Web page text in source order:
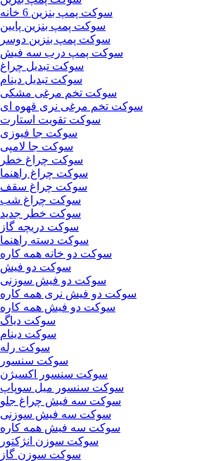
سوکت پمپ بنزین 6 خانه
سوکت پمپ بنزین پایین
سوکت پمپ بنزین دوسر
سوکت پمپ درب سه فیش
سوکت تبدیل چراغ
سوکت تبدیل دینام
سوکت تخم مرغی مشکی
سوکت تخم مرغی نری قهوه ای
سوکت تقویت استارت
سوکت جا فیوزی
سوکت جا لامپی
سوکت چراغ خطر
سوکت چراغ راهنما
سوکت چراغ سقف
سوکت چراغ شب
سوکت خطر جدید
سوکت دریچه گاز
سوکت دسته راهنما
سوکت دو خانه همه کاره
سوکت دو فیش
سوکت دو فیش سوزنی
سوکت دو فیش نری همه کاره
سوکت دو فیش همه کاره
سوکت دیاگ
سوکت دینام
سوکت رله
سوکت سنسور
سوکت سنسور اکسیژن
سوکت سنسور میل سوپاپ
سوکت سه فیش چراغ جلو
سوکت سه فیش سوزنی
سوکت سه فیش همه کاره
سوکت سوزن انژکتور
سوکت سوزن گاز